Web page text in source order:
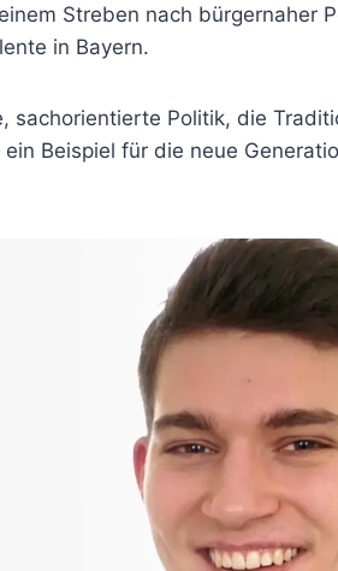
Streben nach bürgernaher
in Bayern.
sachorientierte Politik, die
Beispiel für die neue